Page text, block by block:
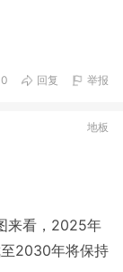
0 回复 举报
地板
来看，2025年
2030年将保持